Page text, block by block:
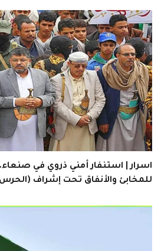
اسرار | استنفار أمني ذروي في
للمخابئ والأنفاق تحت إشراف (الحرس